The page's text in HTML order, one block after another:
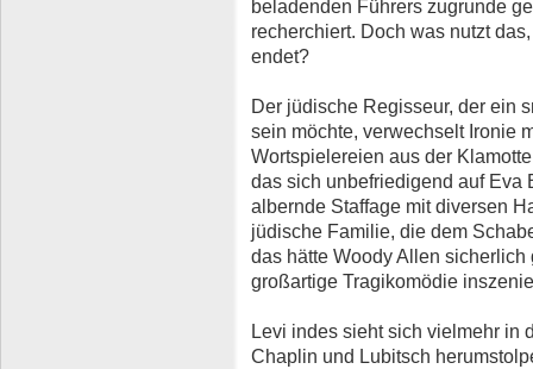
beladenden Führers zugrunde
recherchiert. Doch was nutzt
endet?
Der jüdische Regisseur, der ein
sein möchte, verwechselt Ironie
Wortspielereien aus der
das sich unbefriedigend auf Eva
albernde Staffage mit diversen
jüdische Familie, die dem
das hätte Woody Allen
großartige Tragikomödie
Levi indes sieht sich vielmehr in
Chaplin und Lubitsch